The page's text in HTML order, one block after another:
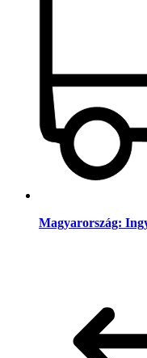
Magyarország: